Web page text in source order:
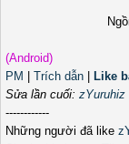
(Android)
PM
Trích dẫn Like
Sửa lần cuối: zYuruhiz
------------
Những người đã like